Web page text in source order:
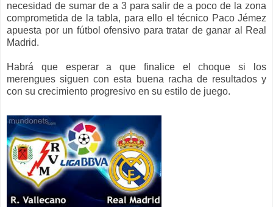
necesidad de sumar de a 3 para salir de a poco de la zona
comprometida de la tabla, para ello el técnico Paco Jémez
apuesta por un fútbol ofensivo para tratar de ganar al Real
Madrid.
Habrá que esperar a que finalice el choque si los
merengues siguen con esta buena racha de resultados y
con su crecimiento progresivo en su estilo de juego.